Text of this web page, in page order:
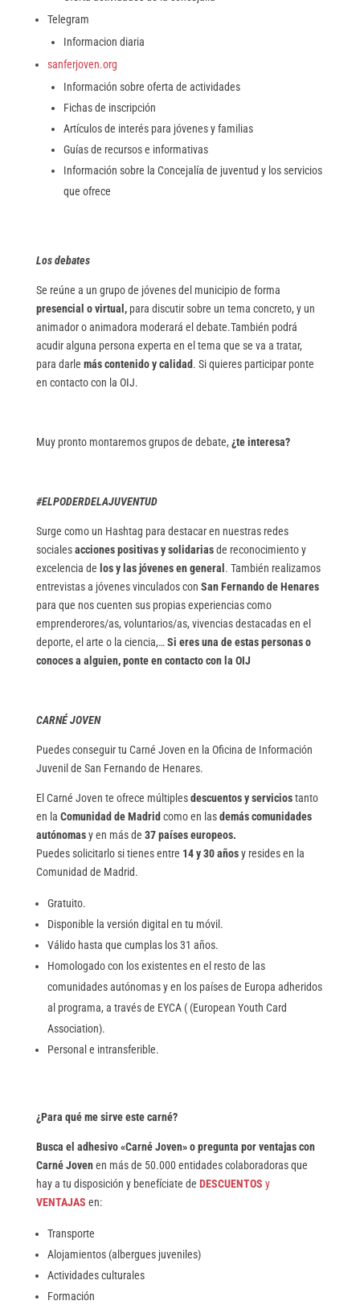
Telegram
Informacion diaria
sanferjoven.org
Información sobre oferta de actividades
Fichas de inscripción
Artículos de interés para jóvenes y familias
Guías de recursos e informativas
Información sobre la Concejalía de juventud y los servicios
que ofrece
Los debates
Se reúne a un grupo de jóvenes del municipio de forma
presencial o virtual,para discutir sobre un tema concreto, y un
animador o animadora moderará el debate.También podrá
acudir alguna persona experta en el tema que se va a tratar,
para darle más contenido y calidad. Si quieres participar ponte
en contacto con la OIJ.
Muy pronto montaremos grupos de debate, ¿te interesa?
#ELPODERDELAJUVENTUD
Surge como un Hashtag para destacar en nuestras redes
socialesacciones positivas y solidariasde reconocimiento y
excelencia de los y las jóvenes en general . También realizamos
entrevistas a jóvenes vinculados con San Fernando de Henares
para que nos cuenten sus propias experiencias como
emprenderores/as, voluntarios/as, vivencias destacadas en el
deporte, el arte o la ciencia,…Si eres una de estas personas o
conoces a alguien, ponte en contacto con la OIJ
CARNÉ JOVEN
Puedes conseguir tu Carné Joven en la Oficina de Información
Juvenil de San Fernando de Henares.
El Carné Joven te ofrece múltiplesdescuentos y serviciostanto
en la Comunidad de Madrid como en lasdemás comunidades
autónomasy en más de 37 países europeos.
Puedes solicitarlo si tienes entre 14 y 30 añosy resides en la
Comunidad de Madrid.
Gratuito.
Disponible la versión digital en tu móvil.
Válido hasta que cumplas los 31 años.
Homologado con los existentes en el resto de las
comunidades autónomas y en los países de Europa adheridos
al programa, a través de EYCA ( (European Youth Card
Association).
Personal e intransferible.
¿Para qué me sirve este carné?
Busca el adhesivo «Carné Joven» o pregunta por ventajas con
Carné Jovenen más de 50.000 entidades colaboradoras que
hay a tu disposición y benefíciate de DESCUENTOS y
VENTAJAS en:
Transporte
Alojamientos (albergues juveniles)
Actividades culturales
Formación